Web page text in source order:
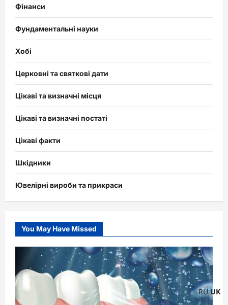
Фінанси
Фундаментальні науки
Хобі
Церковні та святкові дати
Цікаві та визначні місця
Цікаві та визначні постаті
Цікаві факти
Шкідники
Ювелірні вироби та прикраси
You May Have Missed
RU UK